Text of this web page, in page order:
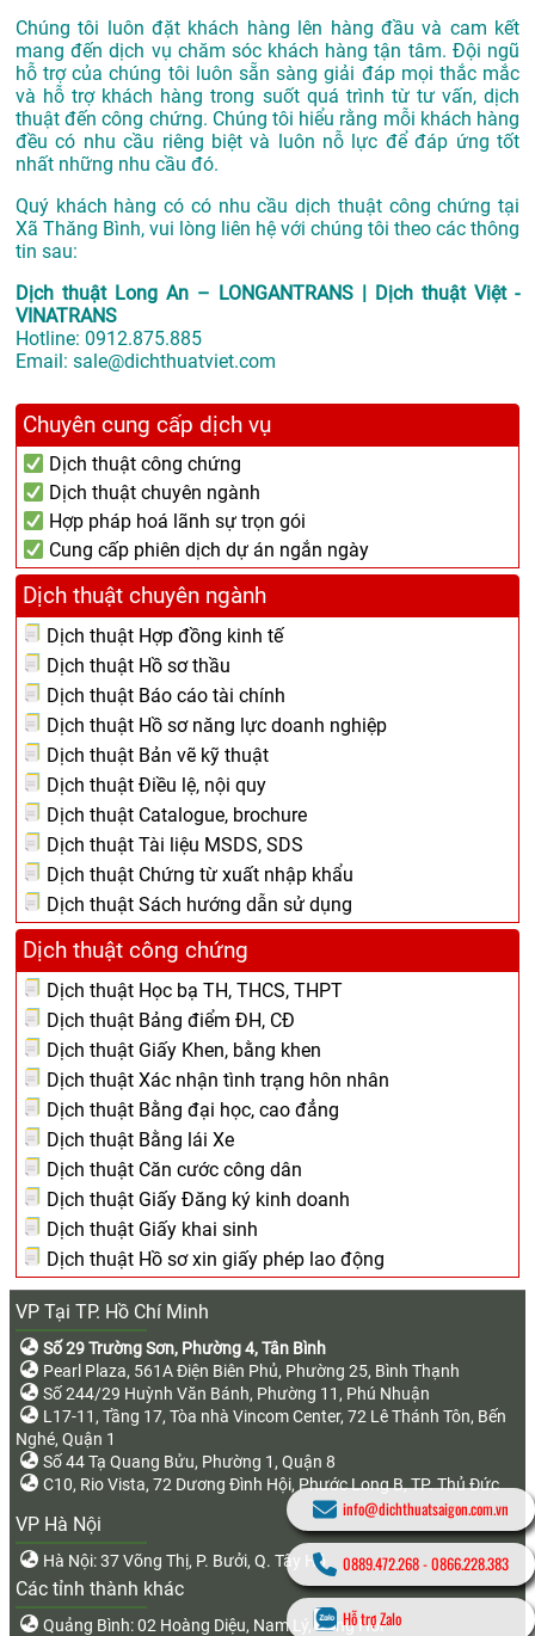
Chúng tôi luôn đặt khách hàng lên hàng đầu và cam kết
mang đến dịch vụ chăm sóc khách hàng tận tâm. Đội ngũ
hỗ trợ của chúng tôi luôn sẵn sàng giải đáp mọi thắc mắc
và hỗ trợ khách hàng trong suốt quá trình từ tư vấn, dịch
thuật đến công chứng. Chúng tôi hiểu rằng mỗi khách hàng
đều có nhu cầu riêng biệt và luôn nỗ lực để đáp ứng tốt
nhất những nhu cầu đó.
Quý khách hàng có có nhu cầu dịch thuật công chứng tại
Xã Thăng Bình, vui lòng liên hệ với chúng tôi theo các thông
tin sau:
Dịch thuật Long An – LONGANTRANS | Dịch thuật Việt -
VINATRANS
Hotline: 0912.875.885
Email: sale@dichthuatviet.com
Chuyên cung cấp dịch vụ
Dịch thuật công chứng
Dịch thuật chuyên ngành
Hợp pháp hoá lãnh sự trọn gói
Cung cấp phiên dịch dự án ngắn ngày
Dịch thuật chuyên ngành
Dịch thuật Hợp đồng kinh tế
Dịch thuật Hồ sơ thầu
Dịch thuật Báo cáo tài chính
Dịch thuật Hồ sơ năng lực doanh nghiệp
Dịch thuật Bản vẽ kỹ thuật
Dịch thuật Điều lệ, nội quy
Dịch thuật Catalogue, brochure
Dịch thuật Tài liệu MSDS, SDS
Dịch thuật Chứng từ xuất nhập khẩu
Dịch thuật Sách hướng dẫn sử dụng
Dịch thuật công chứng
Dịch thuật Học bạ TH, THCS, THPT
Dịch thuật Bảng điểm ĐH, CĐ
Dịch thuật Giấy Khen, bằng khen
Dịch thuật Xác nhận tình trạng hôn nhân
Dịch thuật Bằng đại học, cao đẳng
Dịch thuật Bằng lái Xe
Dịch thuật Căn cước công dân
Dịch thuật Giấy Đăng ký kinh doanh
Dịch thuật Giấy khai sinh
Dịch thuật Hồ sơ xin giấy phép lao động
VP Tại TP. Hồ Chí Minh
Số 29 Trường Sơn, Phường 4, Tân Bình
Pearl Plaza, 561A Điện Biên Phủ, Phường 25, Bình Thạnh
Số 244/29 Huỳnh Văn Bánh, Phường 11, Phú Nhuận
L17-11, Tầng 17, Tòa nhà Vincom Center, 72 Lê Thánh Tôn, Bến
Nghé, Quận 1
Số 44 Tạ Quang Bửu, Phường 1, Quận 8
C10, Rio Vista, 72 Dương Đình Hội, Phước Long B, TP. Thủ Đức
VP Hà Nội
Hà Nội: 37 Võng Thị, P. Bưởi, Q. Tây Hồ
Các tỉnh thành khác
Quảng Bình: 02 Hoàng Diệu, Nam Lý, Đồng Hới
info@dichthuatsaigon.com.vn
0889.472.268-0866.228.383
Hỗ trợ Zalo